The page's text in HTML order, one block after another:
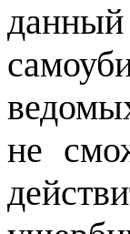
не